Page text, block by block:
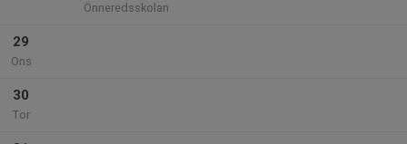
Önneredsskolan
29
Ons
30
Tor